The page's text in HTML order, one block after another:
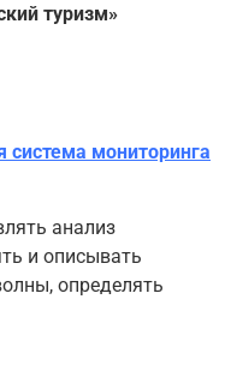
туризм»
мониторинга
анализ
и описывать
определять